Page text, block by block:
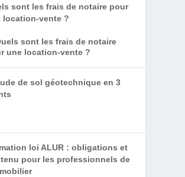
sont les frais de notaire pour
location-vente ?
de sol géotechnique en 3
loi ALUR : obligations et
pour les professionnels de